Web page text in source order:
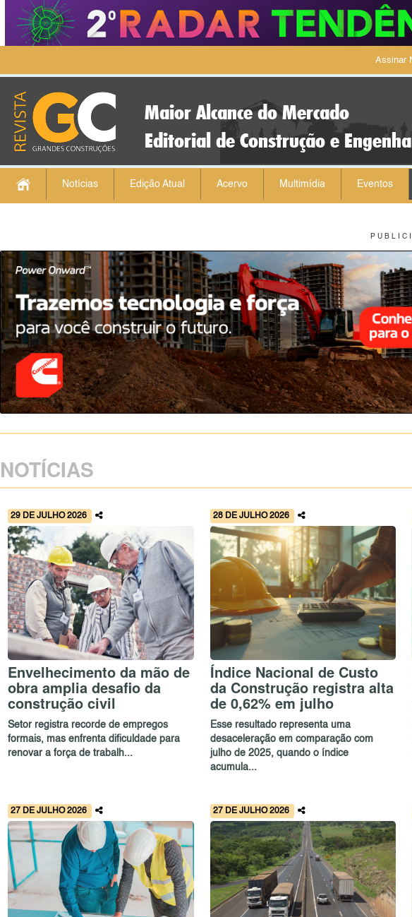
Assinar
Maior Alcance do Mercado
Editorial de Construção e
Notícias Edição Atual Acervo Multimídia Eventos
P U B L I C I
NOTÍCIAS
29 DE JULHO 2026
Envelhecimento da mão de
obra amplia desafio da
construção civil
Setor registra recorde de empregos
formais, mas enfrenta dificuldade para
renovar a força de trabalh...
28 DE JULHO 2026
Índice Nacional de Custo
da Construção registra alta
de 0,62% em julho
Esse resultado representa uma
desaceleração em comparação com
julho de 2025, quando o índice
acumula...
27 DE JULHO 2026 27 DE JULHO 2026